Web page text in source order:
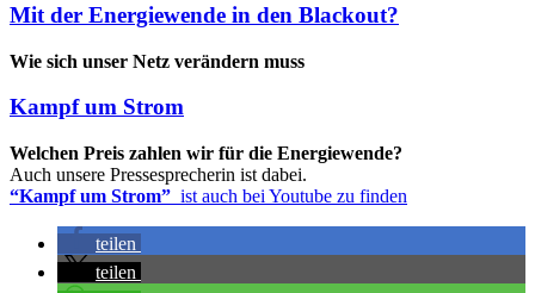
Mit der Ener­gie­wen­de in den Blackout?
Wie sich unser Netz ver­än­dern muss
Kampf um Strom
Wel­chen Preis zah­len wir für die Energiewende?
Auch unse­re Pres­se­spre­che­rin ist dabei.
“Kampf um Strom” ist auch bei You­tube zu finden
tei­len
tei­len